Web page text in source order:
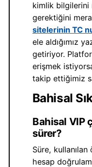
kimlik bilgilerini
gerektiğini
sitelerinin TC
ele aldığımız
getiriyor.
erişmek
takip ettiğimiz
Bahisal
Bahisal VIP
sürer?
Süre,
hesap